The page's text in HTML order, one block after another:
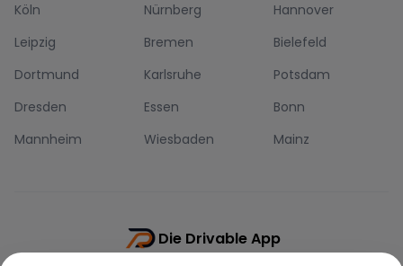
Köln
Nürnberg
Hannover
Leipzig
Bremen
Bielefeld
Dortmund
Karlsruhe
Potsdam
Dresden
Essen
Bonn
Mannheim
Wiesbaden Mainz
Die Drivable App